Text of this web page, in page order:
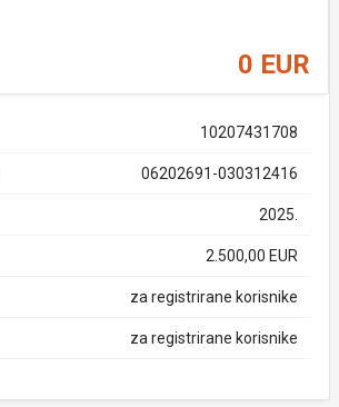
0 EUR
10207431708
06202691-030312416
2025.
2.500,00 EUR
za registrirane korisnike
za registrirane korisnike